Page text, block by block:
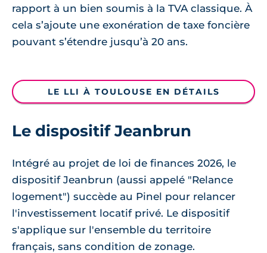
rapport à un bien soumis à la TVA classique. À
cela s’ajoute une exonération de taxe foncière
pouvant s’étendre jusqu’à 20 ans.
LE LLI À TOULOUSE EN DÉTAILS
Le dispositif Jeanbrun
Intégré au projet de loi de finances 2026, le
dispositif Jeanbrun (aussi appelé "Relance
logement") succède au Pinel pour relancer
l'investissement locatif privé. Le dispositif
s'applique sur l'ensemble du territoire
français, sans condition de zonage.